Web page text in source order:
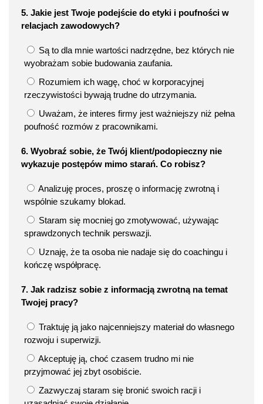
5. Jakie jest Twoje podejście do etyki i poufności w
relacjach zawodowych?
Są to dla mnie wartości nadrzędne, bez których nie
wyobrażam sobie budowania zaufania.
Rozumiem ich wagę, choć w korporacyjnej
rzeczywistości bywają trudne do utrzymania.
Uważam, że interes firmy jest ważniejszy niż pełna
poufność rozmów z pracownikami.
6. Wyobraź sobie, że Twój klient/podopieczny nie
wykazuje postępów mimo starań. Co robisz?
Analizuję proces, proszę o informację zwrotną i
wspólnie szukamy blokad.
Staram się mocniej go zmotywować, używając
sprawdzonych technik perswazji.
Uznaję, że ta osoba nie nadaje się do coachingu i
kończę współpracę.
7. Jak radzisz sobie z informacją zwrotną na temat
Twojej pracy?
Traktuję ją jako najcenniejszy materiał do własnego
rozwoju i superwizji.
Akceptuję ją, choć czasem trudno mi nie
przyjmować jej zbyt osobiście.
Zazwyczaj staram się bronić swoich racji i